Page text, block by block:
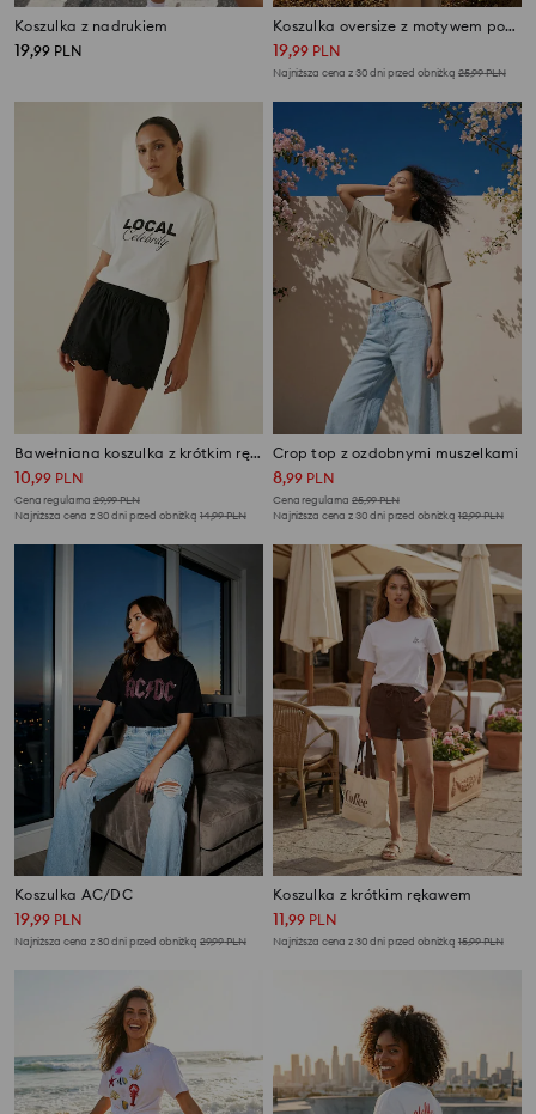
Koszulka z nadrukiem
19,99 PLN
Koszulka oversize z motywem pomarańczy
19,99 PLN
Najniższa cena z 30 dni przed obniżką 25,99PLN
Bawełniana koszulka z krótkim rękawem i napisem
10,99 PLN
Cena regularna 29,99PLN
Najniższa cena z 30 dni przed obniżką 14,99PLN
Crop top z ozdobnymi muszelkami
8,99 PLN
Cena regularna 25,99PLN
Najniższa cena z 30 dni przed obniżką 12,99PLN
Koszulka AC/DC
19,99 PLN
Najniższa cena z 30 dni przed obniżką 29,99PLN
Koszulka z krótkim rękawem
11,99 PLN
Najniższa cena z 30 dni przed obniżką 15,99PLN